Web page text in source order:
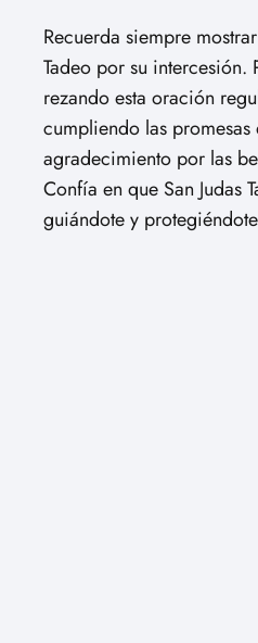
Recuerda siempre
Tadeo por su intercesión.
rezando esta oración
cumpliendo las promesas
agradecimiento por las
Confía en que San Judas
guiándote y